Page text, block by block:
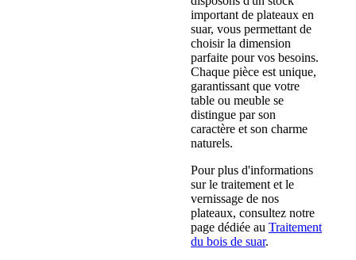
important de plateaux en
suar, vous permettant de
choisir la dimension
parfaite pour vos besoins.
Chaque pièce est unique,
garantissant que votre
table ou meuble se
distingue par son
caractère et son charme
naturels.
Pour plus d'informations
sur le traitement et le
vernissage de nos
plateaux, consultez notre
page dédiée au Traitement
du bois de suar.